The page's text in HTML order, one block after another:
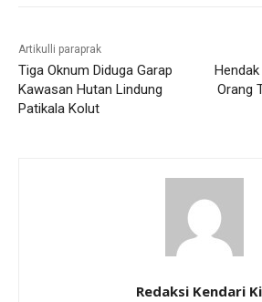
Artikulli paraprak
Tiga Oknum Diduga Garap
Kawasan Hutan Lindung
Patikala Kolut
Orang
Redaksi Kendari